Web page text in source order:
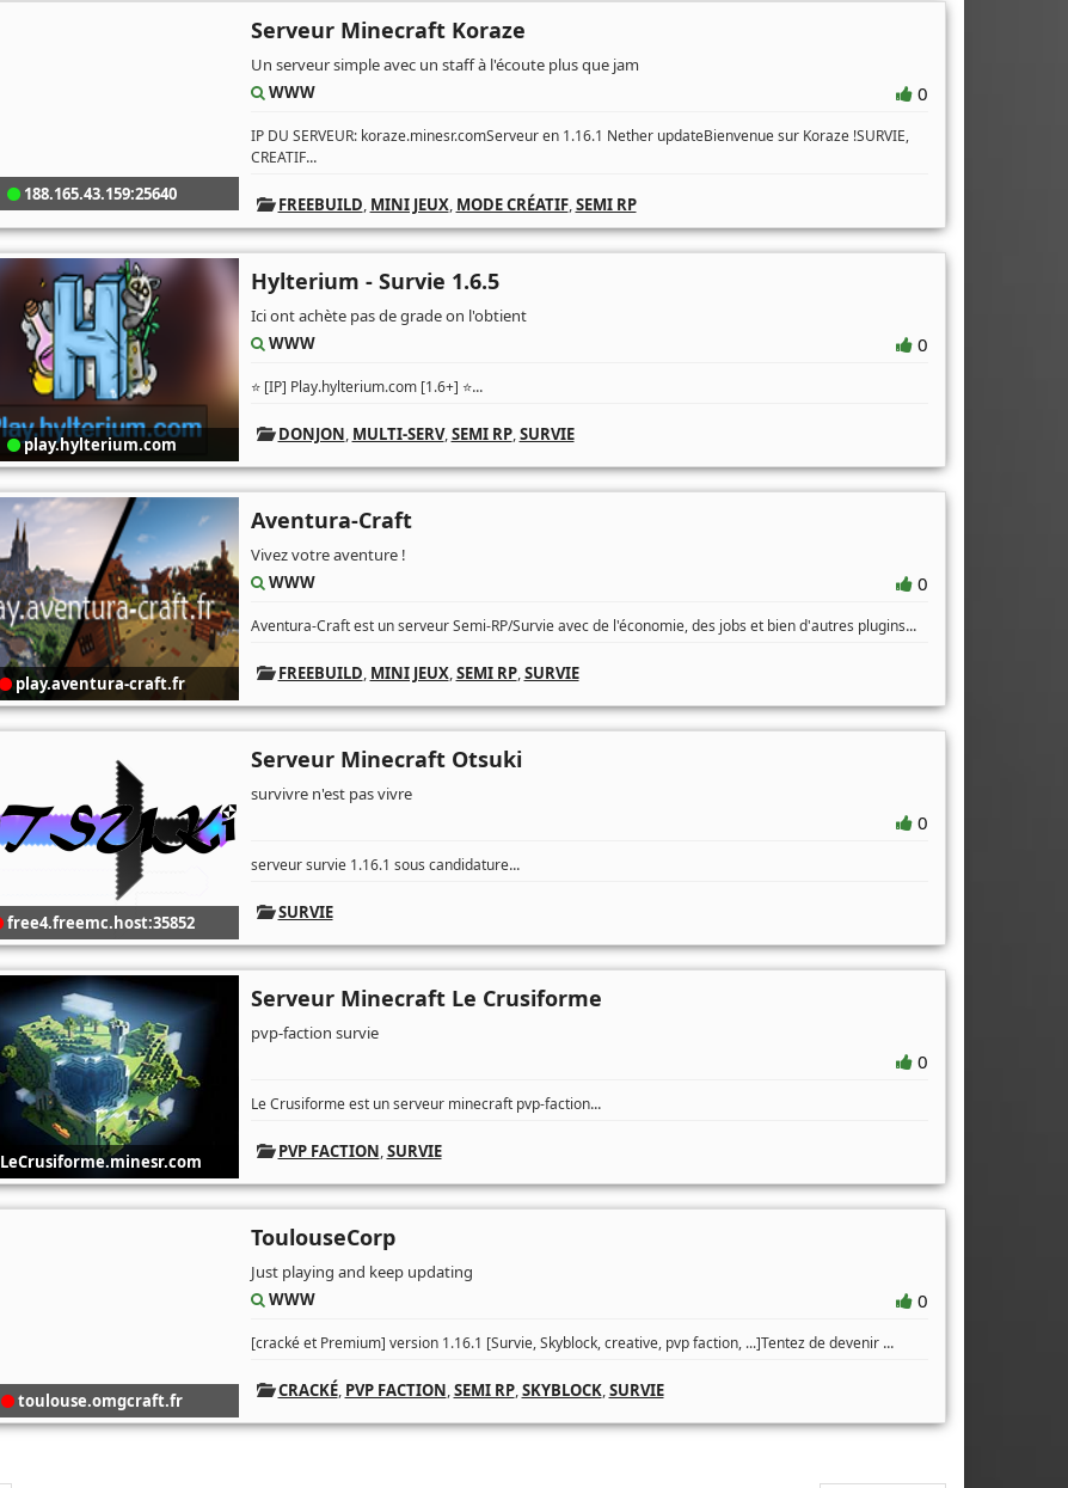
188.165.43.159:25640
Serveur Minecraft Koraze
Un serveur simple avec un staff à l'écoute plus que jam
WWW
0
IP DU SERVEUR: koraze.minesr.comServeur en 1.16.1 Nether updateBienvenue sur Koraze !SURVIE,
CREATIF...
FREEBUILD, MINI JEUX, MODE CRÉATIF,SEMI RP
play.hylterium.com
Hylterium - Survie 1.6.5
Ici ont achète pas de grade on l'obtient
WWW
0
⭐ [IP] Play.hylterium.com [1.6+] ⭐...
DONJON, MULTI-SERV,SEMI RP,SURVIE
play.aventura-craft.fr
Aventura-Craft
Vivez votre aventure !
WWW
0
Aventura-Craft est un serveur Semi-RP/Survie avec de l'économie, des jobs et bien d'autres plugins...
FREEBUILD, MINI JEUX,SEMI RP,SURVIE
free4.freemc.host:35852
Serveur Minecraft Otsuki
survivre n'est pas vivre
0
serveur survie 1.16.1 sous candidature...
SURVIE
Serveur Minecraft Le Crusiforme
pvp-faction survie
0
Le Crusiforme est un serveur minecraft pvp-faction...
PVP FACTION,SURVIE
toulouse.omgcraft.fr
ToulouseCorp
Just playing and keep updating
WWW
0
[cracké et Premium] version 1.16.1 [Survie, Skyblock, creative, pvp faction, ...]Tentez de devenir ...
CRACKÉ, PVP FACTION,SEMI RP,SKYBLOCK,SURVIE